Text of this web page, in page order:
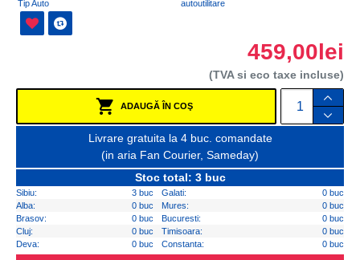
Tip Auto
autoutilitare
459,00lei
(TVA si eco taxe incluse)
ADAUGĂ ÎN COŞ
Livrare gratuita la 4 buc. comandate
(in aria Fan Courier, Sameday)
Stoc total: 3 buc
Sibiu: 3 buc Galati:
0 buc
Alba:
0 buc Mures:
0 buc
Brasov:
0 buc Bucuresti:
0 buc
Cluj:
0 buc Timisoara:
0 buc
Deva:
0 buc Constanta: 0 buc